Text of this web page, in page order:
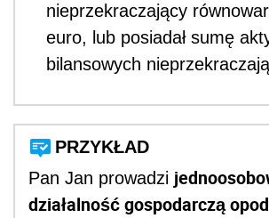
nieprzekraczający
euro, lub posiadał sumę
bilansowych
PRZYKŁAD
Pan Jan prowadzi
działalność gospodarczą